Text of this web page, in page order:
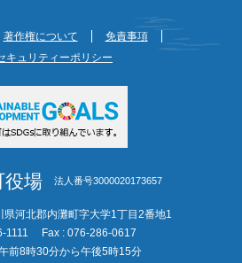
著作権について
免責事項
キュリティーポリシー
役場 法人番号3000020173657
河北郡内灘町字大学1丁目2番地1
1111
Fax : 076-286-0617
前8時30分から午後5時15分